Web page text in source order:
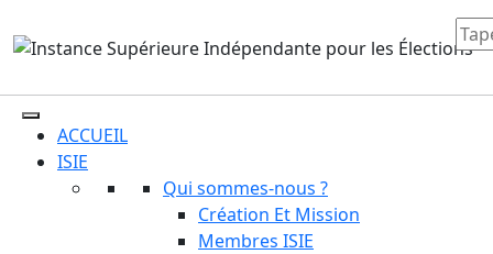
ACCUEIL
ISIE
Qui sommes-nous ?
Création Et Mission
Membres ISIE